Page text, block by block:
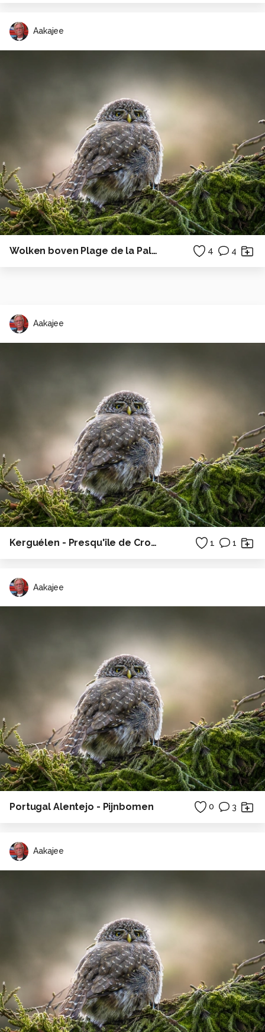
Aakajee
Wolken boven Plage de la Palud - Presq'île de Crozon - Bretagne 4 4
Aakajee
Kerguélen - Presqu'île de Crozon - Bretagne 1 1
Aakajee
Portugal Alentejo - Pijnbomen 0 3
Aakajee